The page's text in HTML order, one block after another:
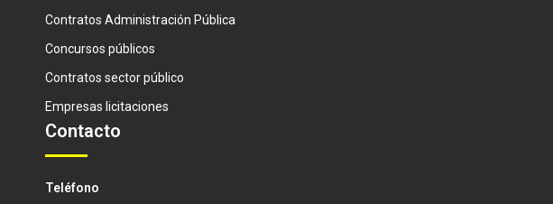
Contratos Administración Pública
Concursos públicos
Contratos sector público
Empresas licitaciones
Contacto
Teléfono